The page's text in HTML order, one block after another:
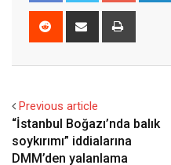
Reddit
Share
Previous article
“İstanbul Boğazı’nda balık
soykırımı” iddialarına
DMM’den yalanlama